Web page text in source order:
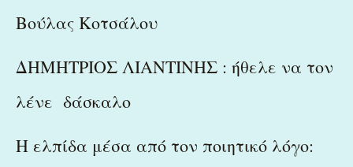
Βούλας Κοτσάλου
ΔΗΜΗΤΡΙΟΣ ΛΙΑΝΤΙΝΗΣ : ήθελε να τον
λένε δάσκαλο
Η ελπίδα μέσα από τον ποιητικό λόγο: